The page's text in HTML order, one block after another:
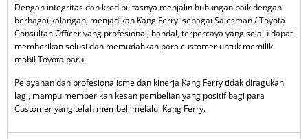
Dengan integritas dan kredibilitasnya menjalin hubungan baik dengan
berbagai kalangan, menjadikan Kang Ferry sebagai Salesman / Toyota
Consultan Officer yang profesional, handal, terpercaya yang selalu dapat
memberikan solusi dan memudahkan para customer untuk memiliki
mobil Toyota baru.
Pelayanan dan profesionalisme dan kinerja Kang Ferry tidak diragukan
lagi, mampu memberikan kesan pembelian yang positif bagi para
Customer yang telah membeli melalui Kang Ferry.